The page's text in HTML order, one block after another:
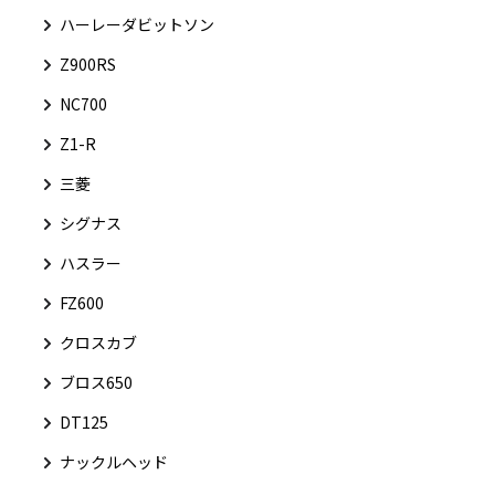
ハーレーダビットソン
Z900RS
NC700
Z1-R
三菱
シグナス
ハスラー
FZ600
クロスカブ
ブロス650
DT125
ナックルヘッド